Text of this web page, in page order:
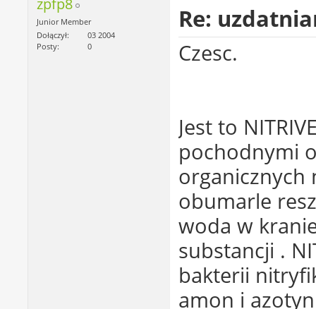
zpfp8
Junior Member
Dołączył
03 2004
Posty
0
Re:
Czesc.
Jest to
pochodnymi
organicznych
obumarle
woda w
substancji .
bakterii
amon i